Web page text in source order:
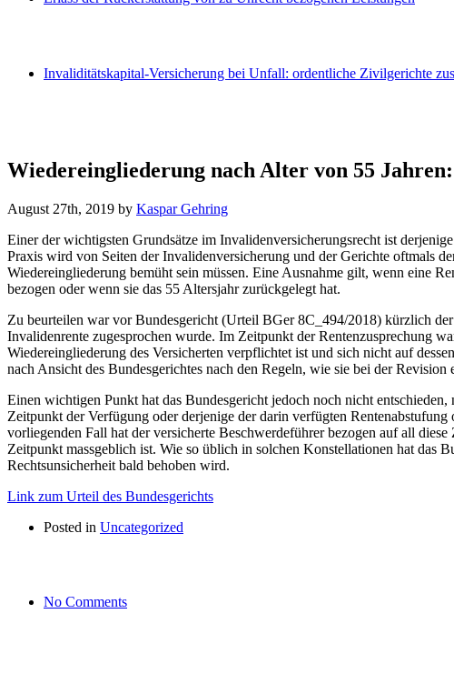
Invaliditätskapital-Versicherung bei Unfall: ordentliche Zivilgerichte
Wiedereingliederung nach Alter von 55
August 27th, 2019 by Kaspar Gehring
Einer der wichtigsten Grundsätze im Invalidenversicherungsrecht ist
Praxis wird von Seiten der Invalidenversicherung und der Gerichte oftmals
Wiedereingliederung bemüht sein müssen. Eine Ausnahme gilt, wenn eine
bezogen oder wenn sie das 55 Altersjahr zurückgelegt hat.
Zu beurteilen war vor Bundesgericht (Urteil BGer 8C_494/2018) kürzlich
Invalidenrente zugesprochen wurde. Im Zeitpunkt der Rentenzusprechung
Wiedereingliederung des Versicherten verpflichtet ist und sich nicht auf
nach Ansicht des Bundesgerichtes nach den Regeln, wie sie bei der
Einen wichtigen Punkt hat das Bundesgericht jedoch noch nicht
Zeitpunkt der Verfügung oder derjenige der darin verfügten
vorliegenden Fall hat der versicherte Beschwerdeführer bezogen auf all
Zeitpunkt massgeblich ist. Wie so üblich in solchen Konstellationen hat das
Rechtsunsicherheit bald behoben wird.
Link zum Urteil des Bundesgerichts
Posted in Uncategorized
No Comments